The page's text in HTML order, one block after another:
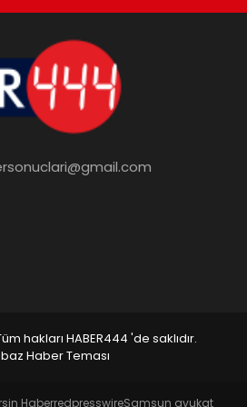
hakları HABER444 'de saklıdır.
Haber Teması
HaberredpresswireSamsun avukat